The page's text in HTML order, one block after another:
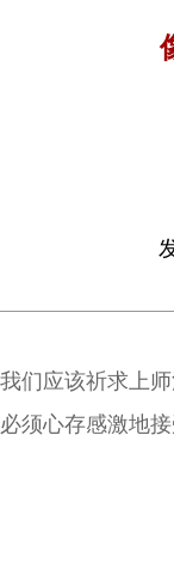
我们应该祈求上
必须心存感激地